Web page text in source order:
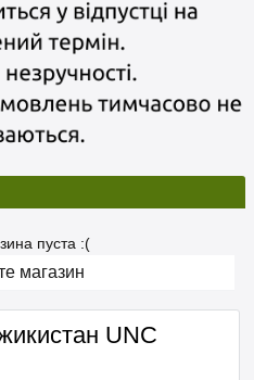
пуста :(
магазин
UNC